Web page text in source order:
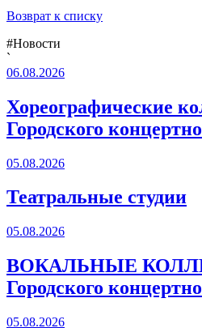
Возврат к списку
#Новости
`
06.08.2026
Хореографические
Городского
05.08.2026
Театральные студии
05.08.2026
ВОКАЛЬНЫЕ
Городского
05.08.2026